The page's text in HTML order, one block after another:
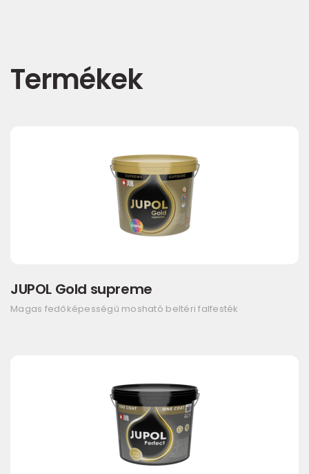
Termékek
JUPOL Gold supreme
Magas fedőképességű mosható beltéri falfesték